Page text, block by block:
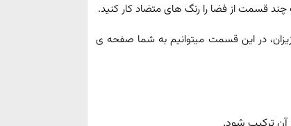
چند قسمت از فضا را رنگ های متضاد کار کنید.
در این قسمت میتوانیم به شما صفحه ی